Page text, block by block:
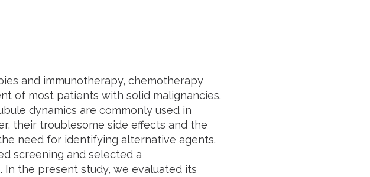
and immunotherapy, chemotherapy
of most patients with solid malignancies.
dynamics are commonly used in
their troublesome side effects and the
need for identifying alternative agents.
screening and selected a
In the present study, we evaluated its